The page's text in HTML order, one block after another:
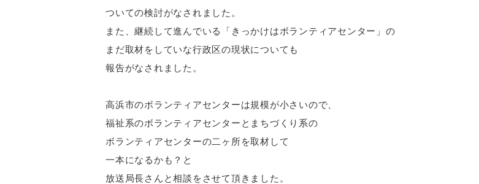
ついての検討がなされました。
また、継続して進んでいる「きっかけはボランティアセンター」の
まだ取材をしていな行政区の現状についても
報告がなされました。
高浜市のボランティアセンターは規模が小さいので、
福祉系のボランティアセンターとまちづくり系の
ボランティアセンターの二ヶ所を取材して
一本になるかも？と
放送局長さんと相談をさせて頂きました。